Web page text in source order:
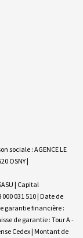
sociale : AGENCE LE
OSNY |
| Capital
000 031 510 | Date de
garantie financière :
de garantie : Tour A -
Cedex | Montant de